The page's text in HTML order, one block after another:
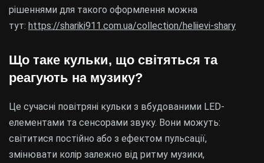
рішеннями для такого оформлення можна
тут: https://shariki911.com.ua/collection/heliievi-shary
Що таке кульки, що світяться та
реагують на музику?
Це сучасні повітряні кульки з вбудованими LED-
елементами та сенсорами звуку. Вони можуть:
світитися постійно або з ефектом пульсації,
змінювати колір залежно від ритму музики,